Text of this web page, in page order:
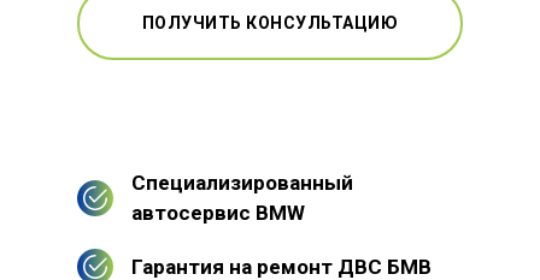
ПОЛУЧИТЬ КОНСУЛЬТАЦИЮ
Специализированный
автосервис BMW
Гарантия на ремонт ДВС БМВ